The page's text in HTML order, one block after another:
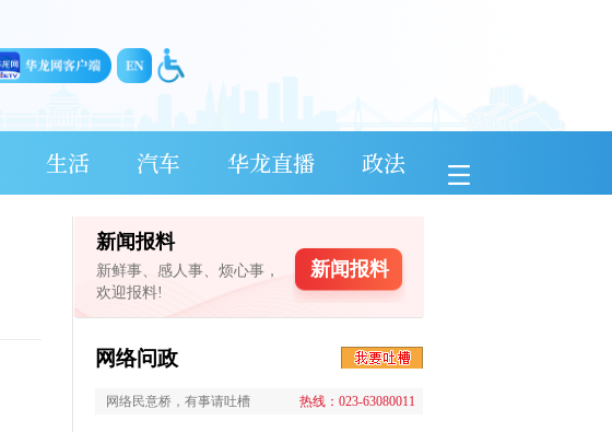
生活 汽车 华龙直播 政法
新闻报料
新鲜事、感人事、烦心事，
欢迎报料!
新闻报料
网络问政
网络民意桥，有事请吐槽 热线：023-63080011